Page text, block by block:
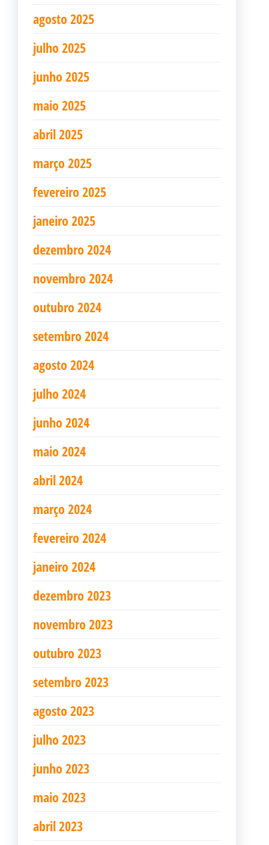
agosto 2025
julho 2025
junho 2025
maio 2025
abril 2025
março 2025
fevereiro 2025
janeiro 2025
dezembro 2024
novembro 2024
outubro 2024
setembro 2024
agosto 2024
julho 2024
junho 2024
maio 2024
abril 2024
março 2024
fevereiro 2024
janeiro 2024
dezembro 2023
novembro 2023
outubro 2023
setembro 2023
agosto 2023
julho 2023
junho 2023
maio 2023
abril 2023